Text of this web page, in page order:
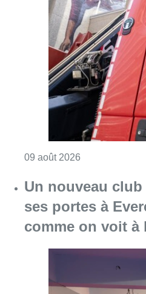
Un nouveau
ses portes à
comme on voit à